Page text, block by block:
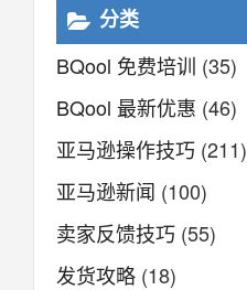
分类
BQool 免费培训 (35)
BQool 最新优惠 (46)
亚马逊操作技巧 (211)
亚马逊新闻 (100)
卖家反馈技巧 (55)
发货攻略 (18)